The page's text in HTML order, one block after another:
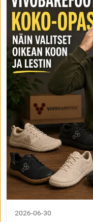
2026-06-30